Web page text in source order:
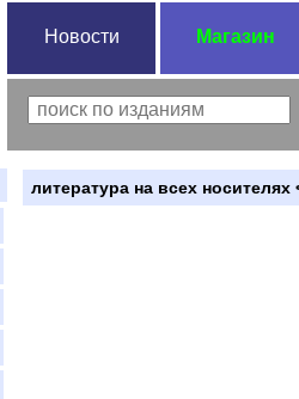
Новости Магазин
литература на всех носителях